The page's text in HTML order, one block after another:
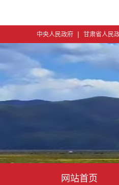
中央人民政府 | 甘肃省人民
网站首页